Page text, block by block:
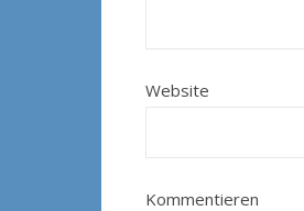
Website
Kommentieren